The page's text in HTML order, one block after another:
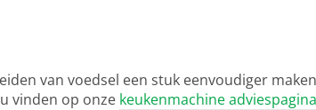
van voedsel een stuk eenvoudiger
vinden op onze keukenmachine adviespagina